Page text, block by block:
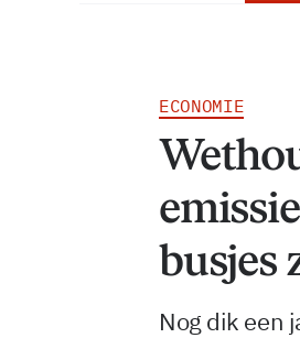
ECONOMIE
busjes
Nog dik een